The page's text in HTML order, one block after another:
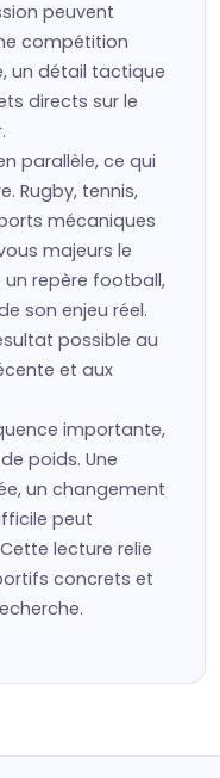
peuvent
compétition
un détail tactique
directs sur le
parallèle, ce qui
Rugby, tennis,
mécaniques
majeurs le
un repère football,
son enjeu réel.
possible au
et aux
importante,
poids. Une
un changement
peut
lecture relie
concrets et